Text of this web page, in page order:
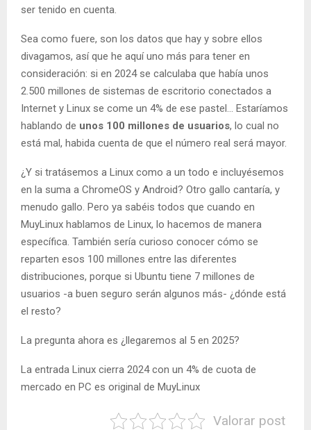
ser tenido en cuenta.
Sea como fuere, son los datos que hay y sobre ellos
divagamos, así que he aquí uno más para tener en
consideración: si en 2024 se calculaba que había unos
2.500 millones de sistemas de escritorio conectados a
Internet y Linux se come un 4% de ese pastel… Estaríamos
hablando de unos 100 millones de usuarios, lo cual no
está mal, habida cuenta de que el número real será mayor.
¿Y si tratásemos a Linux como a un todo e incluyésemos
en la suma a ChromeOS y Android? Otro gallo cantaría, y
menudo gallo. Pero ya sabéis todos que cuando en
MuyLinux hablamos de Linux, lo hacemos de manera
específica. También sería curioso conocer cómo se
reparten esos 100 millones entre las diferentes
distribuciones, porque si Ubuntu tiene 7 millones de
usuarios -a buen seguro serán algunos más- ¿dónde está
el resto?
La pregunta ahora es ¿llegaremos al 5 en 2025?
La entrada Linux cierra 2024 con un 4% de cuota de
mercado en PC es original de MuyLinux
Valorar post